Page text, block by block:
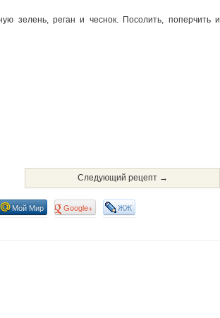
зелень, реган и чеснок. Посолить, поперчить и
Следующий рецепт →
Мой Мир Google+ ЖЖ